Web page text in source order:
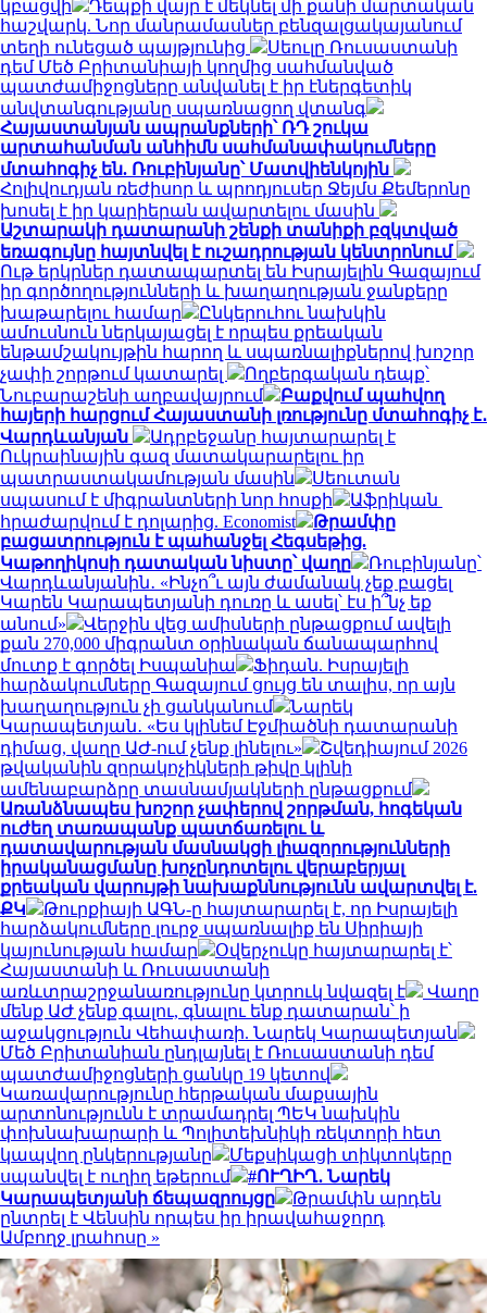
կբացվի
Դեպքի վայր է մեկնել մի քանի մարտական
հաշվարկ. Նոր մանրամասներ բենզալցակայանում
տեղի ունեցած պայթյունից
Սեուլը Ռուսաստանի
դեմ Մեծ Բրիտանիայի կողմից սահմանված
պատժամիջոցները անվանել է իր էներգետիկ
անվտանգությանը սպառնացող վտանգ
Հայաստանյան ապրանքների՝ ՌԴ շուկա
արտահանման անհիմն սահմանափակումները
մտահոգիչ են. Ռուբինյանը՝ Մատվիենկոյին
Հոլիվուդյան ռեժիսոր և պրոդյուսեր Ջեյմս Քեմերոնը
խոսել է իր կարիերան ավարտելու մասին
Աշտարակի դատարանի շենքի տանիքի բզկտված
եռագույնը հայտնվել է ուշադրության կենտրոնում
Ութ երկրներ դատապարտել են Իսրայելին Գազայում
իր գործողությունների և խաղաղության ջանքերը
խաթարելու համար
Ընկերուհու նախկին
ամուսնուն ներկայացել է որպես քրեական
ենթամշակույթին հարող և սպառնալիքներով խոշոր
չափի շորթում կատարել
Ողբերգական դեպք՝
Նուբարաշենի աղբավայրում
Բաքվում պահվող
հայերի հարցում Հայաստանի լռությունը մտահոգիչ է․
Վարդևանյան
Ադրբեջանը հայտարարել է
Ուկրաինային գազ մատակարարելու իր
պատրաստակամության մասին
Սեուտան
սպասում է միգրանտների նոր հոսքի
Աֆրիկան ​​
հրաժարվում է դոլարից. Economist
Թրամփը
բացատրություն է պահանջել Հեգսեթից.
Կաթողիկոսի դատական նիստը՝ վաղը
Ռուբինյանը՝
Վարդևանյանին․ «Ինչո՞ւ այն ժամանակ չեք բացել
Կարեն Կարապետյանի դուռը և ասել՝ էս ի՞նչ եք
անում»
Վերջին վեց ամիսների ընթացքում ավելի
քան 270,000 միգրանտ օրինական ճանապարհով
մուտք է գործել Իսպանիա
Ֆիդան. Իսրայելի
հարձակումները Գազայում ցույց են տալիս, որ այն
խաղաղություն չի ցանկանում
Նարեկ
Կարապետյան․ «Ես կլինեմ Էջմիածնի դատարանի
դիմաց, վաղը ԱԺ-ում չենք լինելու»
Շվեդիայում 2026
թվականին զորակոչիկների թիվը կլինի
ամենաբարձրը տասնամյակների ընթացքում
Առանձնապես խոշոր չափերով շորթման, հոգեկան
ուժեղ տառապանք պատճառելու և
դատավարության մասնակցի լիազորությունների
իրականացմանը խոչընդոտելու վերաբերյալ
քրեական վարույթի նախաքննությունն ավարտվել է.
ՔԿ
Թուրքիայի ԱԳՆ-ը հայտարարել է, որ Իսրայելի
հարձակումները լուրջ սպառնալիք են Սիրիայի
կայունության համար
Օվերչուկը հայտարարել է՝
Հայաստանի և Ռուսաստանի
առևտրաշրջանառությունը կտրուկ նվազել է
Վաղը
մենք ԱԺ չենք գալու, գնալու ենք դատարան՝ ի
աջակցություն Վեհափառի. Նարեկ Կարապետյան
Մեծ Բրիտանիան ընդլայնել է Ռուսաստանի դեմ
պատժամիջոցների ցանկը 19 կետով
Կառավարությունը հերթական մաքսային
արտոնությունն է տրամադրել ՊԵԿ նախկին
փոխնախարարի և Պոլիտեխնիկի ռեկտորի հետ
կապվող ընկերությանը
Մեքսիկացի տիկտոկերը
սպանվել է ուղիղ եթերում
#ՈՒՂԻՂ․ Նարեկ
Կարապետյանի ճեպազրույցը
Թրամփն արդեն
ընտրել է Վենսին որպես իր իրավահաջորդ
Ամբողջ լրահոսը »